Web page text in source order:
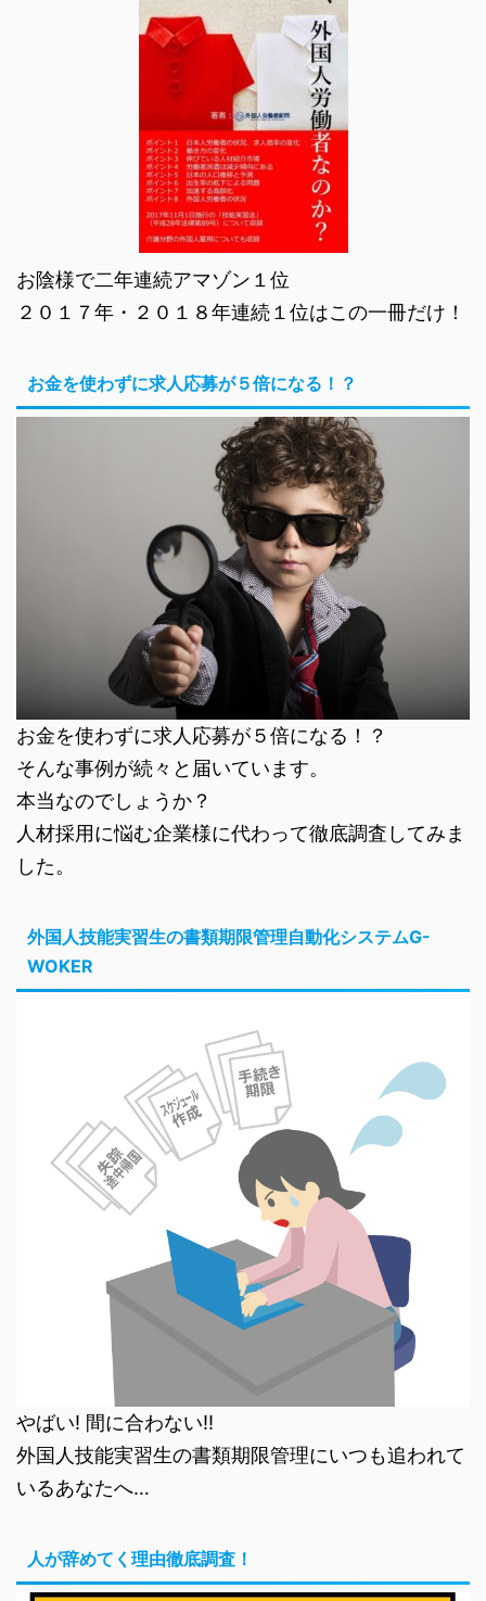
お陰様で二年連続アマゾン１位
２０１７年・２０１８年連続１位はこの一冊だけ！
お金を使わずに求人応募が５倍になる！？
お金を使わずに求人応募が５倍になる！？
そんな事例が続々と届いています。
本当なのでしょうか？
人材採用に悩む企業様に代わって徹底調査してみま
した。
外国人技能実習生の書類期限管理自動化システムG-
WOKER
やばい! 間に合わない!!
外国人技能実習生の書類期限管理にいつも追われて
いるあなたへ…
人が辞めてく理由徹底調査！